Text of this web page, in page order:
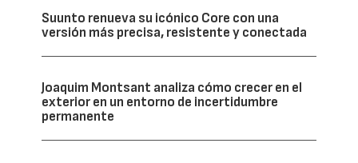
Suunto renueva su icónico Core con una
versión más precisa, resistente y conectada
Joaquim Montsant analiza cómo crecer en el
exterior en un entorno de incertidumbre
permanente